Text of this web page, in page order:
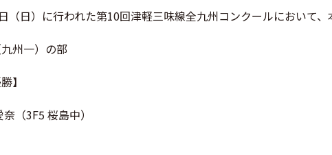
（日）に行われた第10回津軽三味線全九州コンクールにおいて、
州一）の部
】
（3F5 桜島中）